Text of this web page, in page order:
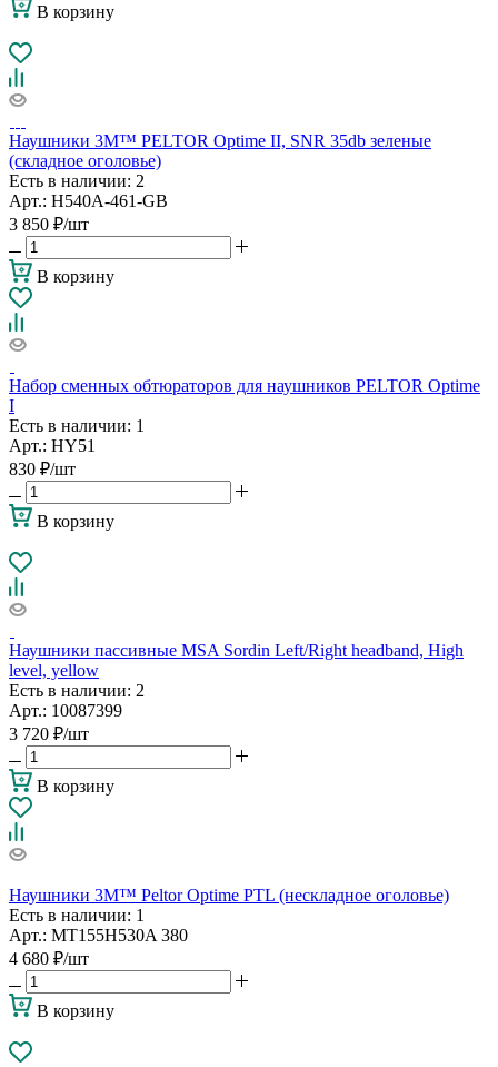
В корзину
Наушники 3М™ PELTOR Optime II, SNR 35db зеленые
(складное оголовье)
Есть в наличии: 2
Арт.: H540A-461-GB
3 850 ₽/шт
В корзину
Набор сменных обтюраторов для наушников PELTOR Optime
I
Есть в наличии: 1
Арт.: HY51
830 ₽/шт
В корзину
Наушники пассивные MSA Sordin Left/Right headband, High
level, yellow
Есть в наличии: 2
Арт.: 10087399
3 720 ₽/шт
В корзину
Наушники 3М™ Peltor Optime PTL (нескладное оголовье)
Есть в наличии: 1
Арт.: MT155H530A 380
4 680 ₽/шт
В корзину